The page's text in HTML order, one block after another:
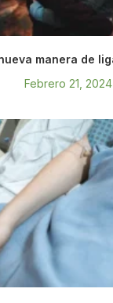
manera de
Febrero 21, 2024